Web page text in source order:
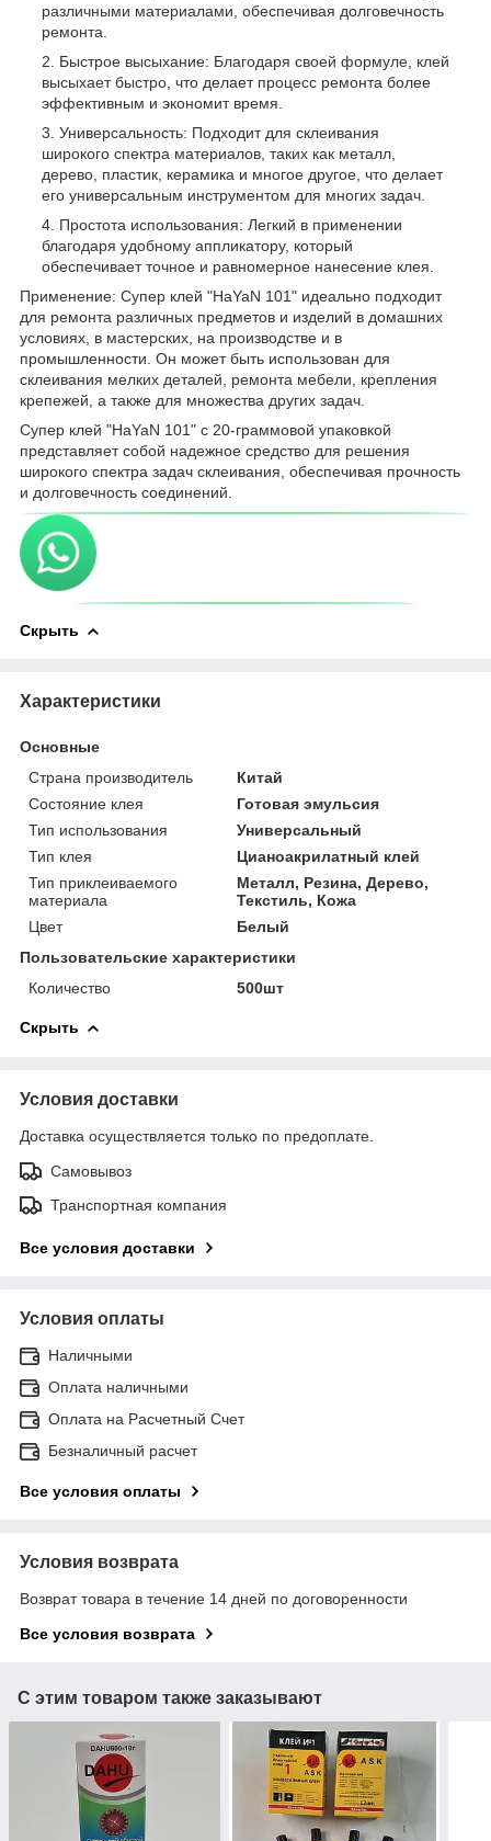
различными материалами, обеспечивая долговечность
ремонта.
Быстрое высыхание: Благодаря своей формуле, клей
высыхает быстро, что делает процесс ремонта более
эффективным и экономит время.
Универсальность: Подходит для склеивания
широкого спектра материалов, таких как металл,
дерево, пластик, керамика и многое другое, что делает
его универсальным инструментом для многих задач.
Простота использования: Легкий в применении
благодаря удобному аппликатору, который
обеспечивает точное и равномерное нанесение клея.
Применение: Супер клей "HaYaN 101" идеально подходит
для ремонта различных предметов и изделий в домашних
условиях, в мастерских, на производстве и в
промышленности. Он может быть использован для
склеивания мелких деталей, ремонта мебели, крепления
крепежей, а также для множества других задач.
Супер клей "HaYaN 101" с 20-граммовой упаковкой
представляет собой надежное средство для решения
широкого спектра задач склеивания, обеспечивая прочность
и долговечность соединений.
Скрыть
Характеристики
Основные
Страна производитель
Китай
Состояние клея
Готовая эмульсия
Тип использования
Универсальный
Тип клея
Цианоакрилатный клей
Тип приклеиваемого
материала
Металл, Резина, Дерево,
Текстиль, Кожа
Цвет
Белый
Пользовательские характеристики
Количество
500шт
Скрыть
Условия доставки
Доставка осуществляется только по предоплате.
Самовывоз
Транспортная компания
Все условия доставки
Условия оплаты
Наличными
Оплата наличными
Оплата на Расчетный Счет
Безналичный расчет
Все условия оплаты
Условия возврата
Возврат товара в течение 14 дней по договоренности
Все условия возврата
С этим товаром также заказывают